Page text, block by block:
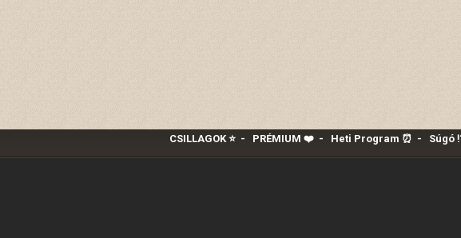
CSILLAGOK ⭐- PRÉMIUM ❤️‍- Heti Program ⏰ - Súgó